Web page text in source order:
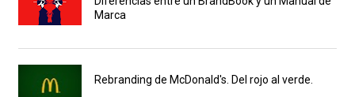
Marca
Rebranding de McDonald's. Del rojo al verde.